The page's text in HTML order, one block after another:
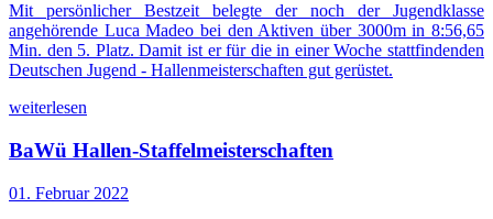
Mit persönlicher Bestzeit belegte der noch der Jugendklasse
angehörende Luca Madeo bei den Aktiven über 3000m in 8:56,65
Min. den 5. Platz. Damit ist er für die in einer Woche stattfindenden
Deutschen Jugend - Hallenmeisterschaften gut gerüstet.
weiterlesen
BaWü Hallen-Staffelmeisterschaften
01. Februar 2022